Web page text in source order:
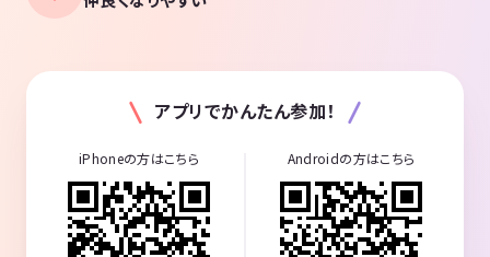
アプリでかんたん参加！
iPhoneの方はこちら Androidの方はこちら